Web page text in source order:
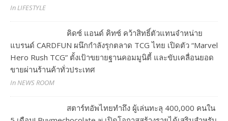
In LIFESTYLE
คิดซ์ แอนด์ คิทซ์ คว้าสิทธิ์ตัวแทนจำหน่าย
แบรนด์ CARDFUN ผนึกกำลังรุกตลาด TCG ไทย เปิดตัว “Marvel
Hero Rush TCG” ตั้งเป้าขยายฐานคอมมูนิตี้ และขับเคลื่อนยอด
ขายผ่านร้านค้าทั่วประเทศ
In NEWS ROOM
สตาร์ทอัพไทยทำถึง ผู้เล่นทะลุ 400,000 คนใน